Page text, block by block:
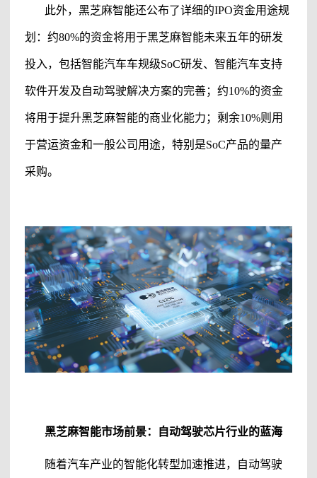
此外， 黑芝麻智能还公布了详细的IPO资金用途规
划：约80%的资金将用于黑芝麻智能未来五年的研发
投入，包括智能汽车车规级SoC研发、智能汽车支持
软件开发及自动驾驶解决方案的完善；约10%的资金
将用于提升黑芝麻智能的商业化能力；剩余10%则用
于营运资金和一般公司用途，特别是SoC产品的量产
采购。
黑芝麻智能市场前景：自动驾驶芯片行业的蓝海
随着汽车产业的智能化转型加速推进，自动驾驶